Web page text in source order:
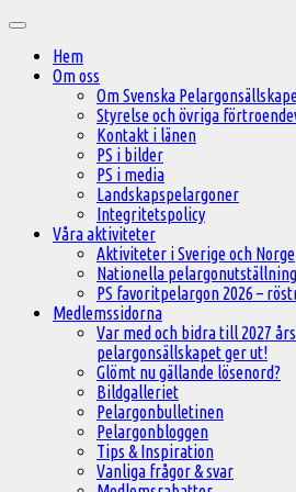
innehåll
Huvudmeny
Hem
Om oss
Om Svenska
Styrelse och övriga
Kontakt i länen
PS i bilder
PS i media
Landskapspelargoner
Integritetspolicy
Våra aktiviteter
Aktiviteter i Sverige och Norge
Nationella
PS favoritpelargon 2026 –
Medlemssidorna
Var med och bidra till 2027
pelargonsällskapet ger ut!
Glömt nu gällande lösenord?
Bildgalleriet
Pelargonbulletinen
Pelargonbloggen
Tips & Inspiration
Vanliga frågor & svar